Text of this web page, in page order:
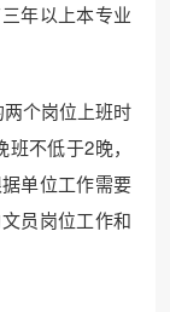
年以上本专业
两个岗位上班时
不低于2晚，
单位工作需要
员岗位工作和